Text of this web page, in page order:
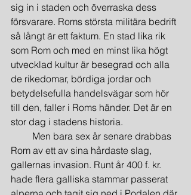
sig in i staden och överraska dess
försvarare. Roms största militära bedrift
så långt är ett faktum. En stad lika rik
som Rom och med en minst lika högt
utvecklad kultur är besegrad och alla
de rikedomar, bördiga jordar och
betydelsefulla handelsvägar som hör
till den, faller i Roms händer. Det är en
stor dag i stadens historia.
Men bara sex år senare drabbas
Rom av ett av sina hårdaste slag,
gallernas invasion. Runt år 400 f. kr.
hade flera galliska stammar passerat